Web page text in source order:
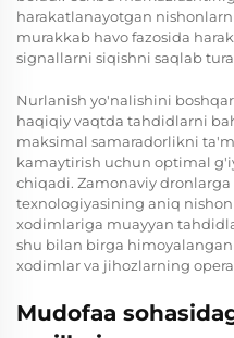
harakatlanayotgan
murakkab havo fazosida
signallarni siqishni saqlab
Nurlanish yo'nalishini
haqiqiy vaqtda tahdidlarni
maksimal samaradorlikni
kamaytirish uchun optimal
chiqadi. Zamonaviy dronlarga
texnologiyasining aniq
xodimlariga muayyan
shu bilan birga
xodimlar va jihozlarning
Mudofaa